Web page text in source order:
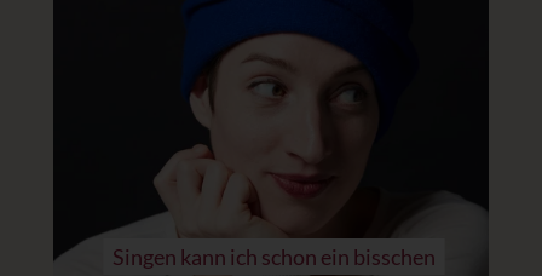
Singen kann ich schon ein bisschen